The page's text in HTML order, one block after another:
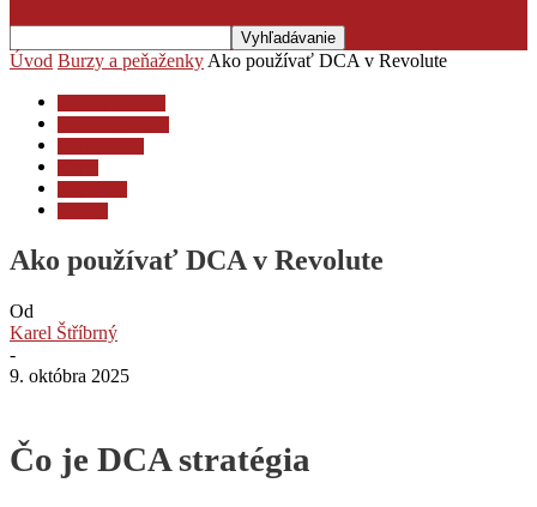
Úvod Burzy a peňaženky Ako používať DCA v Revolute
Ako používať DCA v Revolute
Od
Karel Štříbrný
-
9. októbra 2025
Čo je DCA stratégia